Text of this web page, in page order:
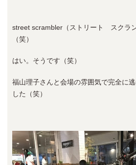
street scrambler（ストリート スクラ
（笑）
はい。そうです（笑）
福山理子さんと会場の雰囲気で完全に
した（笑）